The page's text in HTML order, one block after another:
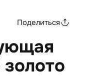
Поделиться